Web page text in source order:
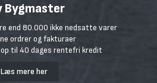
Bygmaster
end 80.000 ikke nedsatte varer
ordrer og fakturaer
til 40 dages rentefri kredit
Læs mere her